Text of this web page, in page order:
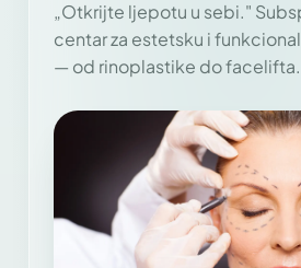
„Otkrijte ljepotu u sebi."
centar za estetsku i
— od rinoplastike do facelifta.